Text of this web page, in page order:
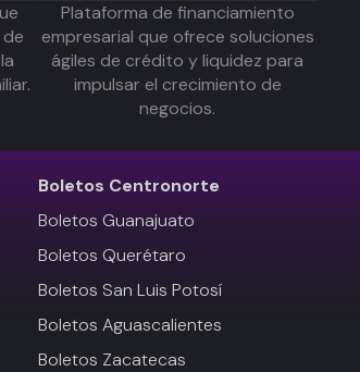
Plataforma de financiamiento
empresarial que ofrece soluciones
ágiles de crédito y liquidez para
impulsar el crecimiento de
negocios.
Boletos Centronorte
Boletos Guanajuato
Boletos Querétaro
Boletos San Luis Potosí
Boletos Aguascalientes
Boletos Zacatecas